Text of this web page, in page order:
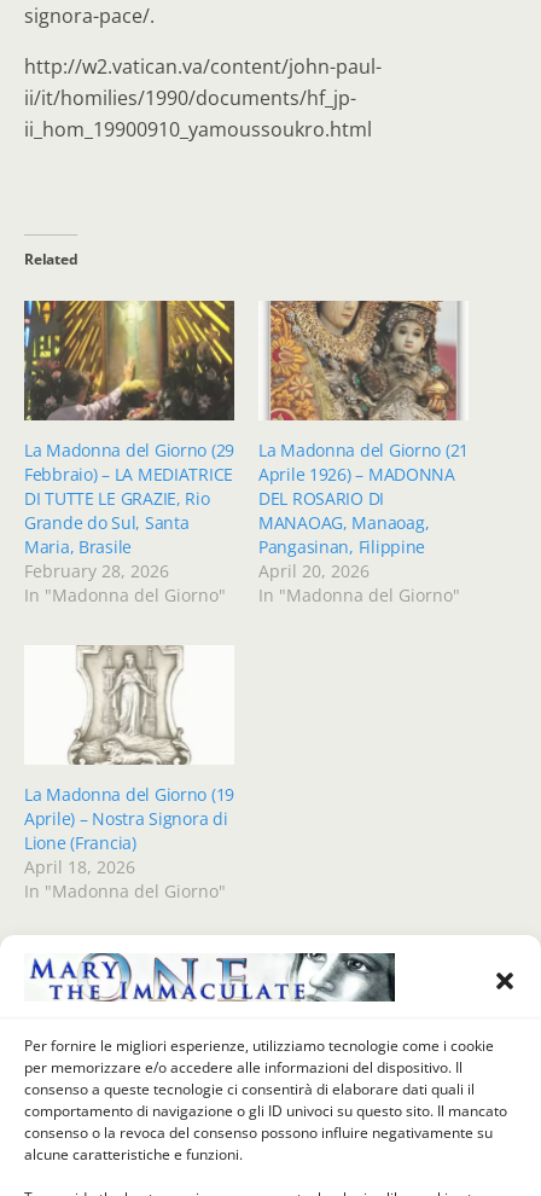
Per fornire le migliori esperienze, utilizziamo tecnologie come i cookie
per memorizzare e/o accedere alle informazioni del dispositivo. Il
consenso a queste tecnologie ci consentirà di elaborare dati quali il
comportamento di navigazione o gli ID univoci su questo sito. Il mancato
consenso o la revoca del consenso possono influire negativamente su
alcune caratteristiche e funzioni.
signora-pace/.
http://w2.vatican.va/content/john-paul-
ii/it/homilies/1990/documents/hf_jp-
ii_hom_19900910_yamoussoukro.html
Related
La Madonna del Giorno (29
Febbraio) – LA MEDIATRICE
DI TUTTE LE GRAZIE, Rio
Grande do Sul, Santa
Maria, Brasile
February 28, 2026
In "Madonna del Giorno"
La Madonna del Giorno (21
Aprile 1926) – MADONNA
DEL ROSARIO DI
MANAOAG, Manaoag,
Pangasinan, Filippine
April 20, 2026
In "Madonna del Giorno"
La Madonna del Giorno (19
Aprile) – Nostra Signora di
Lione (Francia)
April 18, 2026
In "Madonna del Giorno"
La Madonna Del Giorno (7
Settembre) - MADONNA
DELLA LUCE, Mistretta,
Messina, Italia
La Madonna Del Giorno (23
Settembre 1979) - MADONNA
DEI FONDALI, Lampedusa,
Agrigento, Italia